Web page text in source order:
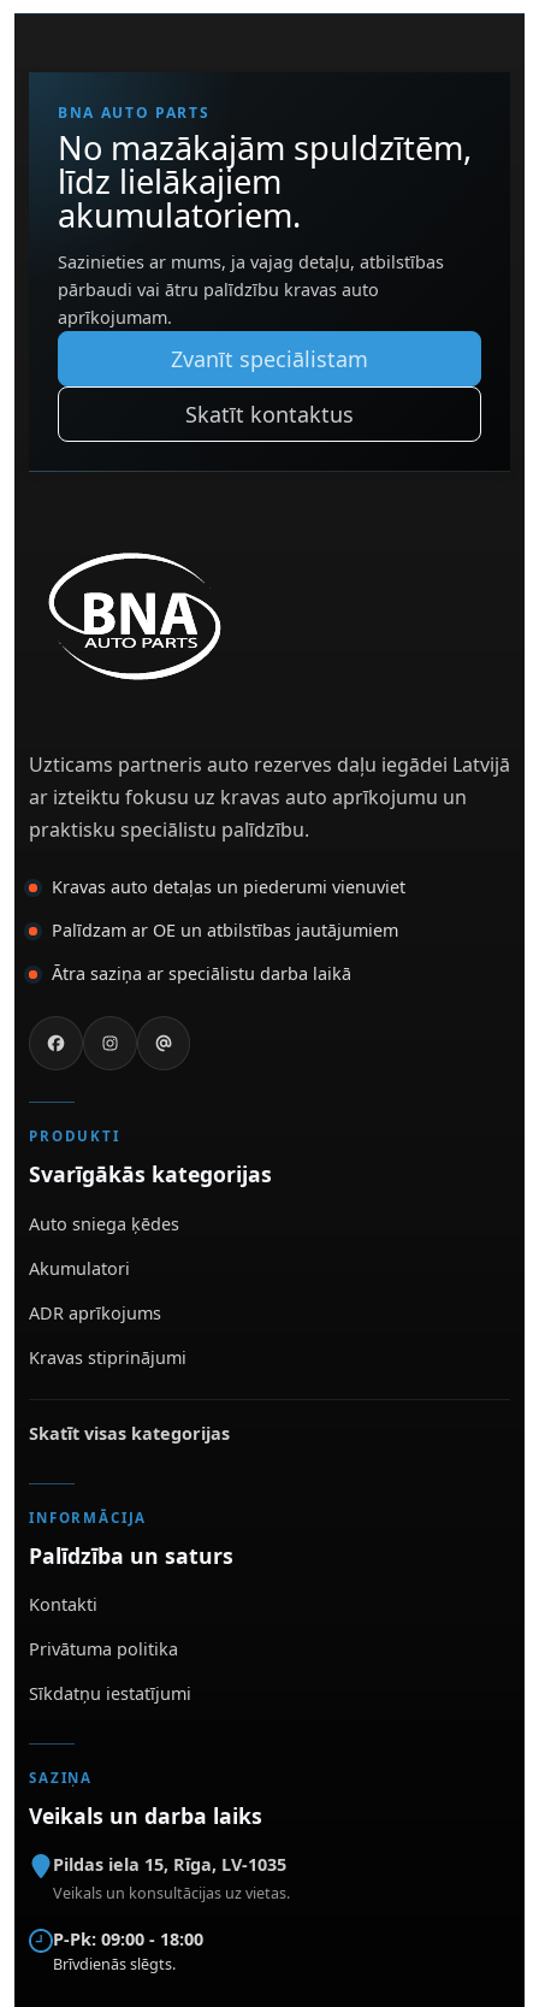
BNA AUTO PARTS
No mazākajām spuldzītēm,
līdz lielākajiem
akumulatoriem.
Sazinieties ar mums, ja vajag detaļu, atbilstības
pārbaudi vai ātru palīdzību kravas auto
aprīkojumam.
Zvanīt speciālistam
Skatīt kontaktus
Uzticams partneris auto rezerves daļu iegādei Latvijā
ar izteiktu fokusu uz kravas auto aprīkojumu un
praktisku speciālistu palīdzību.
Kravas auto detaļas un piederumi vienuviet
Palīdzam ar OE un atbilstības jautājumiem
Ātra saziņa ar speciālistu darba laikā
PRODUKTI
Svarīgākās kategorijas
Auto sniega ķēdes
Akumulatori
ADR aprīkojums
Kravas stiprinājumi
Skatīt visas kategorijas
INFORMĀCIJA
Palīdzība un saturs
Kontakti
Privātuma politika
Sīkdatņu iestatījumi
SAZIŅA
Veikals un darba laiks
Pildas iela 15, Rīga, LV-1035
Veikals un konsultācijas uz vietas.
P-Pk: 09:00 - 18:00
Brīvdienās slēgts.